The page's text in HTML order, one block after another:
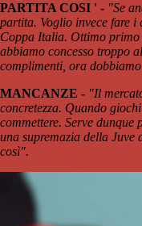
PARTITA COSI ' - "Se
partita. Voglio invece fare
Coppa Italia. Ottimo
abbiamo concesso troppo
complimenti, ora
MANCANZE - "Il
concretezza. Quando
commettere. Serve dunque
una supremazia della
così".